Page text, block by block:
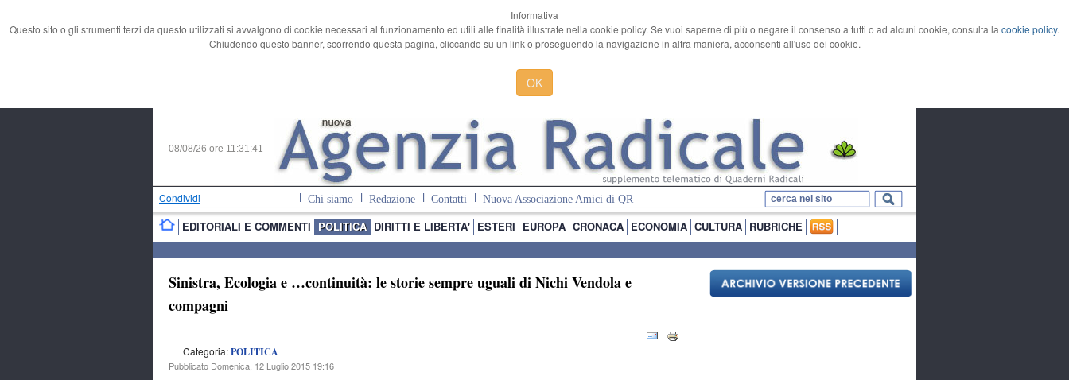
Informativa
Questo sito o gli strumenti terzi da questo utilizzati si avvalgono di cookie necessari al funzionamento ed utili alle finalità illustrate nella cookie policy. Se vuoi saperne di più o negare il consenso a tutti o ad alcuni cookie, consulta la cookie policy.
Chiudendo questo banner, scorrendo questa pagina, cliccando su un link o proseguendo la navigazione in altra maniera, acconsenti all'uso dei cookie.
OK
08/08/26 ore 11:31:42
Condividi | Chi siamo Redazione Contatti Nuova Associazione Amici di QR
EDITORIALI E COMMENTI POLITICA DIRITTI E LIBERTA' ESTERI EUROPA CRONACA ECONOMIA CULTURA RUBRICHE
Sinistra, Ecologia e …continuità: le storie sempre uguali di Nichi Vendola e
compagni
Categoria:POLITICA
Pubblicato Domenica, 12 Luglio 2015 19:16